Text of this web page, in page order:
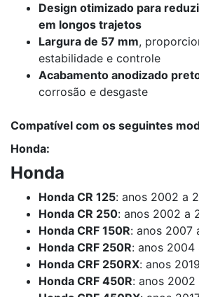
Design otimizado para
em longos trajetos
Largura de 57 mm,
estabilidade e controle
Acabamento anodizado
corrosão e desgaste
Compatível com os seguintes
Honda:
Honda
Honda CR 125: anos 2002 a
Honda CR 250: anos 2002 a
Honda CRF 150R: anos 2007
Honda CRF 250R: anos 2004
Honda CRF 250RX: anos
Honda CRF 450R: anos